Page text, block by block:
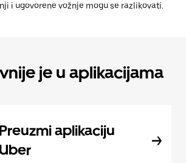
i ugovorene vožnje mogu se razlikovati.
je u aplikacijama
Preuzmi aplikaciju
Uber